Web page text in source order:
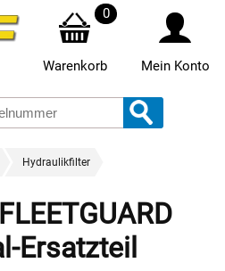
0
Warenkorb Mein Konto
Hydraulikfilter
Ersatzteil